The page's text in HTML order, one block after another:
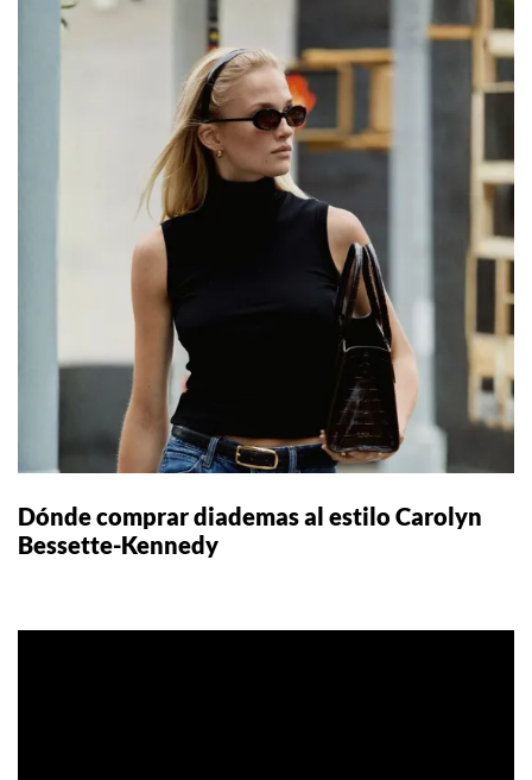
Dónde comprar diademas al estilo Carolyn
Bessette-Kennedy